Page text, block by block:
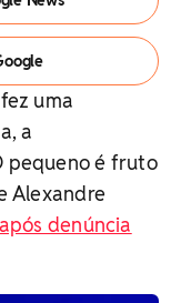
uma
a
pequeno é fruto
Alexandre
após denúncia